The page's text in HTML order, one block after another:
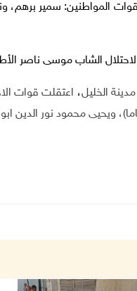
المواطنين: سمير برهم،
الشاب موسى ناصر
الخليل، اعتقلت قوات الاحتلال، 3